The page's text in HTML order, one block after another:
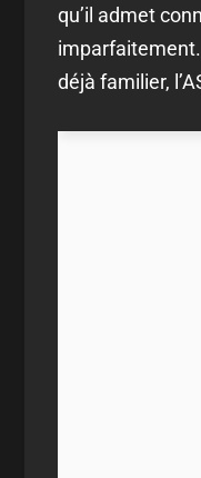
qu’il admet
déjà familier,